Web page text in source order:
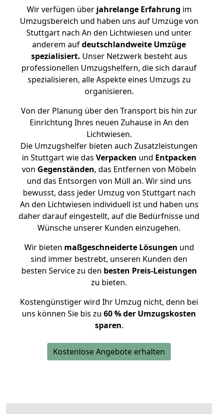
Wir verfügen überjahrelange Erfahrung im
Umzugsbereich und haben uns auf Umzüge von
Stuttgart nach An den Lichtwiesen und unter
anderem aufdeutschlandweite Umzüge
spezialisiert. Unser Netzwerk besteht aus
professionellen Umzugshelfern, die sich darauf
spezialisieren, alle Aspekte eines Umzugs zu
organisieren.
Von der Planung über den Transport bis hin zur
Einrichtung Ihres neuen Zuhause in An den
Lichtwiesen.
Die Umzugshelfer bieten auch Zusatzleistungen
in Stuttgart wie das Verpacken und Entpacken
von Gegenständen, das Entfernen von Möbeln
und das Entsorgen von Müll an. Wir sind uns
bewusst, dass jeder Umzug von Stuttgart nach
An den Lichtwiesen individuell ist und haben uns
daher darauf eingestellt, auf die Bedürfnisse und
Wünsche unserer Kunden einzugehen.
Wir bieten maßgeschneiderte Lösungen und
sind immer bestrebt, unseren Kunden den
besten Service zu den besten Preis-Leistungen
zu bieten.
Kostengünstiger wird Ihr Umzug nicht, denn bei
uns können Sie bis zu 60 % der Umzugskosten
sparen.
Kostenlose Angebote erhalten